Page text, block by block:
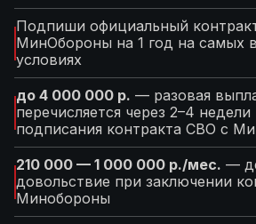
Подпиши официальный
МинОбороны на 1 год на самых
условиях
до 4 000 000 р. — разовая
перечисляется через 2–4 недели
подписания контракта СВО с
210 000 — 1 000 000 р./мес. —
довольствие при заключении
Минобороны